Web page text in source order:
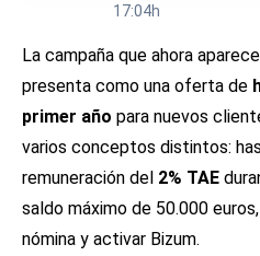
17:04h
La campaña que ahora
presenta como una oferta de
primer año para nuevos
varios conceptos distintos:
remuneración del 2% TAE
saldo máximo de 50.000
nómina y activar Bizum.